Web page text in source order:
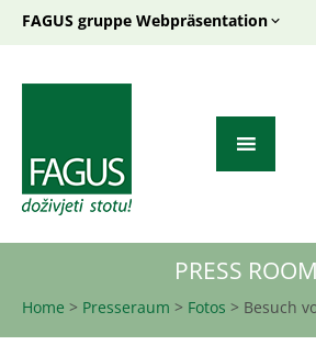
FAGUS gruppe Webpräsentation
PRESS ROOM
Home > Presseraum > Fotos > Besuch